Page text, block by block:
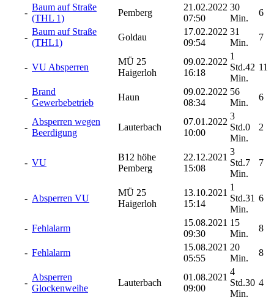
-
Baum auf Straße
(THL 1)
Pemberg
21.02.2022
07:50
30
Min.
6
-
Baum auf Straße
(THL1)
Goldau
17.02.2022
09:54
31
Min.
7
- VU Absperren
MÜ 25
Haigerloh
09.02.2022
16:18
1
Std.42
Min.
11
-
Brand
Gewerbebetrieb
Haun
09.02.2022
08:34
56
Min.
6
-
Absperren wegen
Beerdigung
Lauterbach
07.01.2022
10:00
3
Std.0
Min.
2
- VU
B12 höhe
Pemberg
22.12.2021
15:08
3
Std.7
Min.
7
- Absperren VU
MÜ 25
Haigerloh
13.10.2021
15:14
1
Std.31
Min.
6
- Fehlalarm
15.08.2021
09:30
15
Min.
8
- Fehlalarm
15.08.2021
05:55
20
Min.
8
-
Absperren
Glockenweihe
Lauterbach
01.08.2021
09:00
4
Std.30
Min.
4